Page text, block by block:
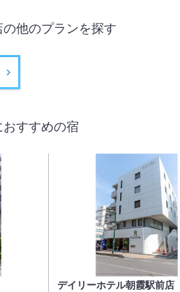
の他のプランを探す
すすめの宿
デイリーホテル朝霞駅前店